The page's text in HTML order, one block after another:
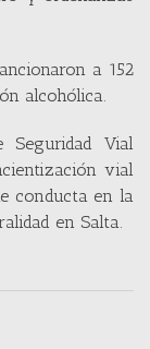
a 152
alcohólica.
Seguridad Vial
vial
conducta en la
en Salta.